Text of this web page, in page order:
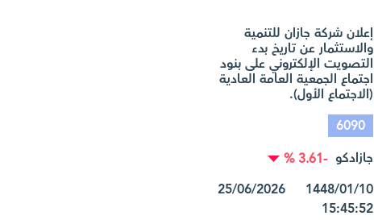
إعلان شركة جازان للتنمية
والاستثمار عن تاريخ بدء
التصويت الإلكتروني على بنود
اجتماع الجمعية العامة العادية
(الاجتماع الأول).
6090
جازادكو -3.61 %
1448/01/10 25/06/2026
15:45:52